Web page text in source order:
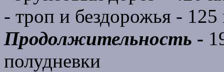
- троп и бездорожья -
Продолжительность -
полудневки